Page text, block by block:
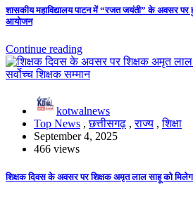
शासकीय महाविद्यालय पाटन में “रजत जयंती” के अवसर
आयोजन
Continue reading
kotwalnews
Top News ,छत्तीसगढ़ ,राज्य ,शिक्षा
September 4, 2025
466 views
शिक्षक दिवस के अवसर पर शिक्षक अमृत लाल साहू को मिलेगा